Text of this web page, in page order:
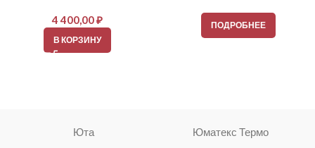
4 400,00₽
В КОРЗИНУ
ПОДРОБНЕЕ
Юта Юматекс Термо